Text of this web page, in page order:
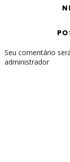
Seu comentário
administrador